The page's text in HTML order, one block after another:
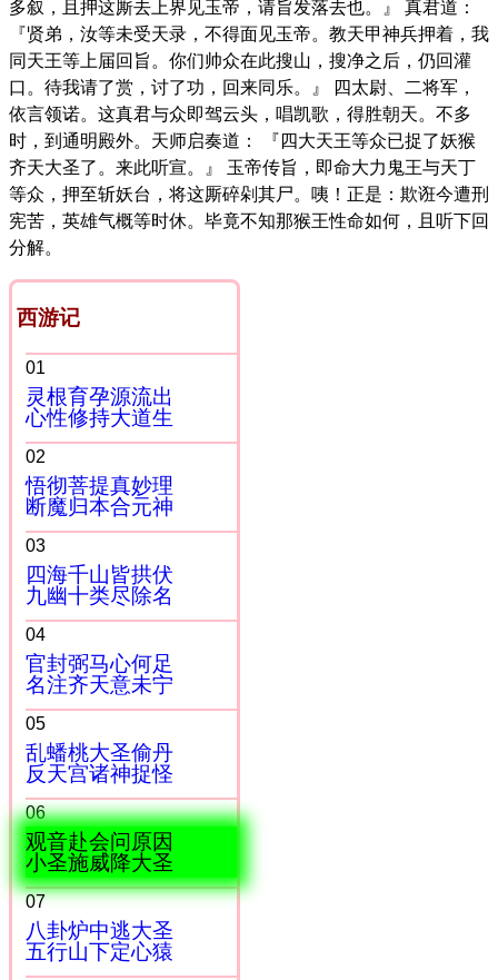
多叙，且押这厮去上界见玉帝，请旨发落去也。』 真君道：
『贤弟，汝等未受天录，不得面见玉帝。教天甲神兵押着，我
同天王等上届回旨。你们帅众在此搜山，搜净之后，仍回灌
口。待我请了赏，讨了功，回来同乐。』 四太尉、二将军，
依言领诺。这真君与众即驾云头，唱凯歌，得胜朝天。不多
时，到通明殿外。天师启奏道： 『四大天王等众已捉了妖猴
齐天大圣了。来此听宣。』 玉帝传旨，即命大力鬼王与天丁
等众，押至斩妖台，将这厮碎剁其尸。咦！正是：欺诳今遭刑
宪苦，英雄气概等时休。毕竟不知那猴王性命如何，且听下回
分解。
西游记
01
灵根育孕源流出
心性修持大道生
02
悟彻菩提真妙理
断魔归本合元神
03
四海千山皆拱伏
九幽十类尽除名
04
官封弼马心何足
名注齐天意未宁
05
乱蟠桃大圣偷丹
反天宫诸神捉怪
06
观音赴会问原因
小圣施威降大圣
07
八卦炉中逃大圣
五行山下定心猿